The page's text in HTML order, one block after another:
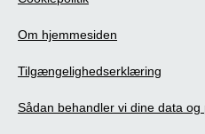
Om hjemmesiden
Tilgængelighedserklæring
Sådan behandler vi dine data